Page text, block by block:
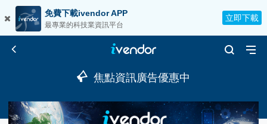
免費下載ivendor APP
最專業的科技業資訊平台
立即下載
焦點資訊廣告優惠中